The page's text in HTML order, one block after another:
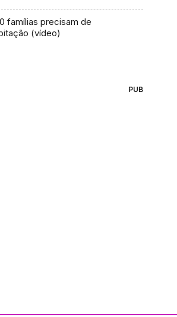
famílias precisam de
(vídeo)
PUB